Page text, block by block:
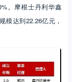
。摩根士丹利华鑫
模达到22.26亿元，